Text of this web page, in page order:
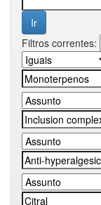
Filtros correntes: